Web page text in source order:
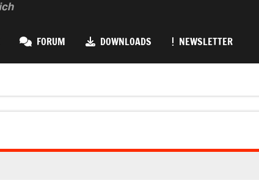
FORUM DOWNLOADS NEWSLETTER